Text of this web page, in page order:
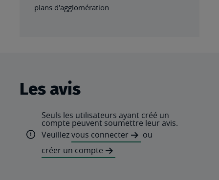
plans d'agglomération.
Les avis
Seuls les utilisateurs ayant créé un
compte peuvent soumettre leur avis.
Veuillezvous connecter
ou
créer un compte